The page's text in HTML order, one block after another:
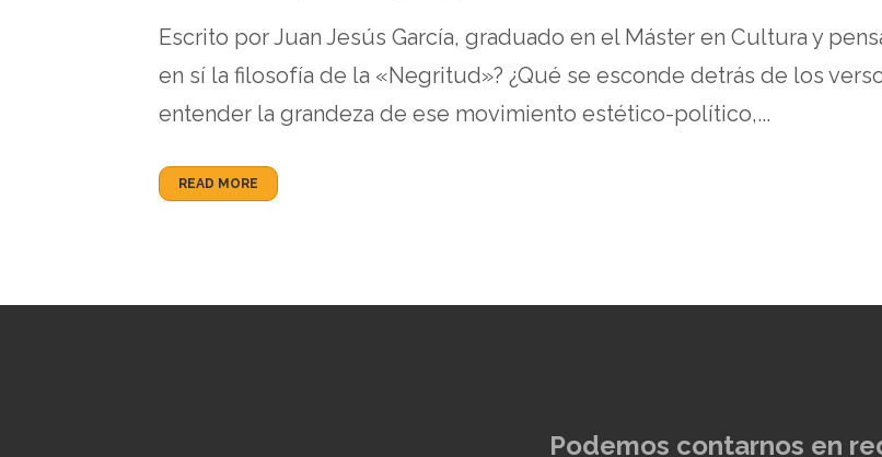
Escrito por Juan Jesús García, graduado en el Máster en Cultura y
en sí la filosofía de la «Negritud»? ¿Qué se esconde detrás de los
entender la grandeza de ese movimiento estético-político,...
READ MORE
Podemos contarnos en